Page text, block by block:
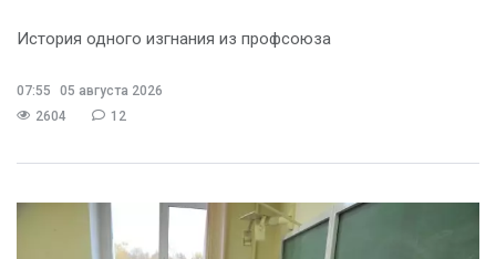
История одного изгнания из профсоюза
07:55
05 августа 2026
2604
12